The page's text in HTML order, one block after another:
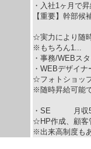
・入社1ヶ月で
【重要】幹部候
☆実力により随
※もちろん1...
・事務/WEBス
・WEBデザイ
☆フォトショッ
※随時昇給可能で
・SE 月収
☆HP作成、顧客
※出来高制度も